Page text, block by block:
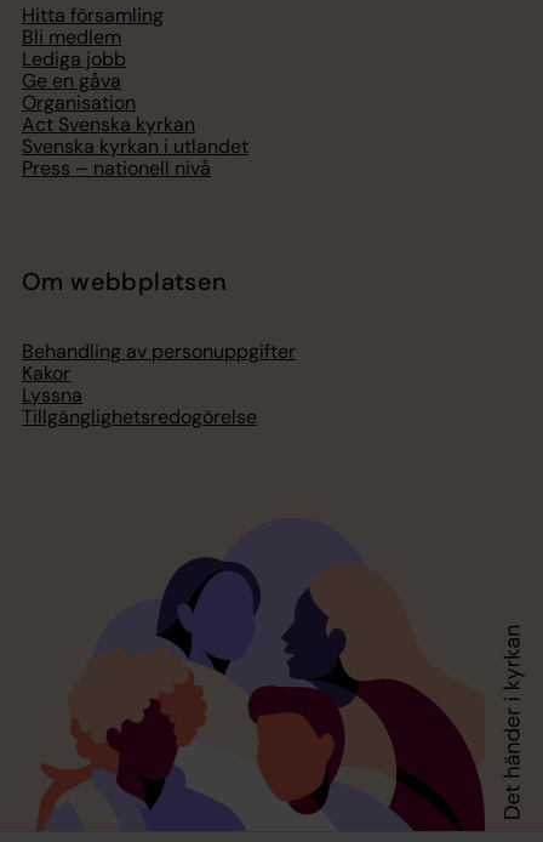
Hitta församling
Bli medlem
Lediga jobb
Ge en gåva
Organisation
Act Svenska kyrkan
Svenska kyrkan i utlandet
Press – nationell nivå
Om webbplatsen
Behandling av personuppgifter
Kakor
Lyssna
Tillgänglighetsredogörelse